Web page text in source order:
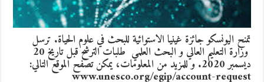
تمنح اليونسكو جائزة غينيا الاستوائية للبحث في علوم الحياة. ترسل
وزارة التعليم العالي و البحث العلمي طلبات الترشح قبل تاريخ 20
ديسمبر 2020. و للمزيد من المعلومات، يمكن تصفح الموقع التالي:
www.unesco.org/egip/account-request